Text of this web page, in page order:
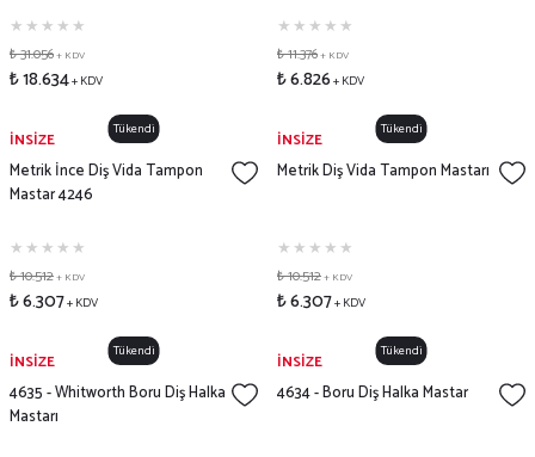
₺ 31.056+ KDV
₺ 18.634+ KDV
₺ 11.376+ KDV
₺ 6.826+ KDV
Tükendi
İNSİZE
Metrik İnce Diş Vida Tampon
Mastar 4246
₺ 10.512+ KDV
₺ 6.307+ KDV
Tükendi
İNSİZE
Metrik Diş Vida Tampon Mastarı
₺ 10.512+ KDV
₺ 6.307+ KDV
Tükendi
İNSİZE
4635 - Whitworth Boru Diş Halka
Mastarı
Tükendi
İNSİZE
4634 - Boru Diş Halka Mastar